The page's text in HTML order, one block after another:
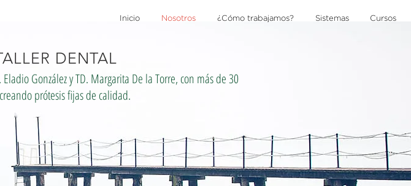
Inicio Nosotros ¿Cómo trabajamos? Sistemas Cursos
DENTAL
González y TD. Margarita De la Torre, con más de 30
prótesis fijas de calidad.